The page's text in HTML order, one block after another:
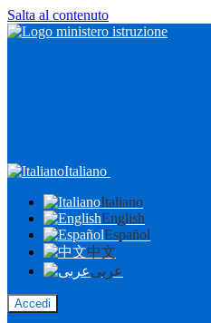
Salta al contenuto
Italiano
Italiano
English
Español
中文
عربى
Accedi